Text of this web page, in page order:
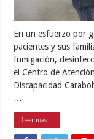
En un esfuerzo por
pacientes y sus
fumigación,
el Centro de
Discapacidad
Leer mas...